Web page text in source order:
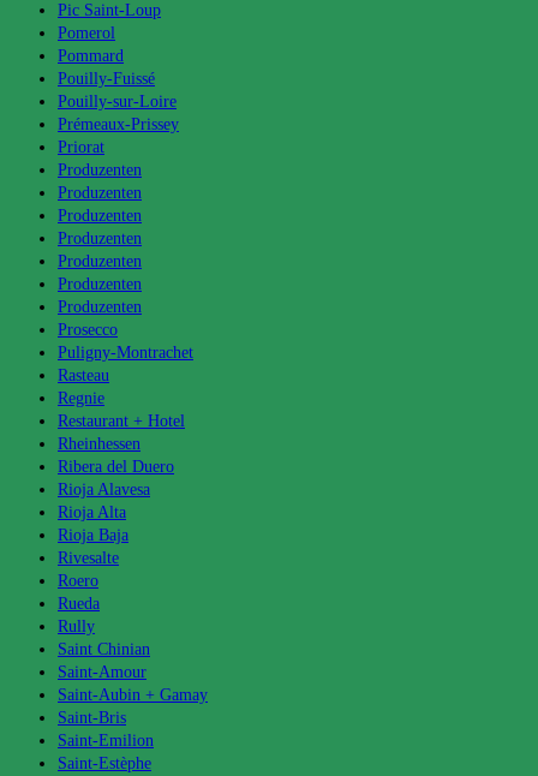
Pic Saint-Loup
Pomerol
Pommard
Pouilly-Fuissé
Pouilly-sur-Loire
Prémeaux-Prissey
Priorat
Produzenten
Produzenten
Produzenten
Produzenten
Produzenten
Produzenten
Produzenten
Prosecco
Puligny-Montrachet
Rasteau
Regnie
Restaurant + Hotel
Rheinhessen
Ribera del Duero
Rioja Alavesa
Rioja Alta
Rioja Baja
Rivesalte
Roero
Rueda
Rully
Saint Chinian
Saint-Amour
Saint-Aubin + Gamay
Saint-Bris
Saint-Emilion
Saint-Estèphe